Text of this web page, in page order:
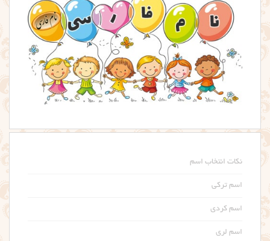
نکات انتخاب اسم
اسم ترکی
اسم کردی
اسم لری